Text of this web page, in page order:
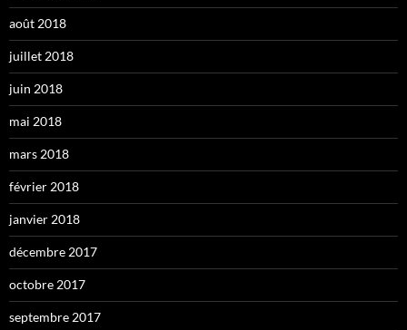
août 2018
juillet 2018
juin 2018
mai 2018
mars 2018
février 2018
janvier 2018
décembre 2017
octobre 2017
septembre 2017